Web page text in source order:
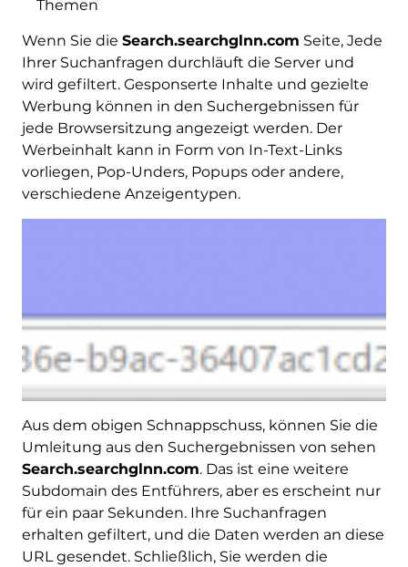
Themen
Wenn Sie die Search.searchglnn.com Seite, Jede
Ihrer Suchanfragen durchläuft die Server und
wird gefiltert. Gesponserte Inhalte und gezielte
Werbung können in den Suchergebnissen für
jede Browsersitzung angezeigt werden. Der
Werbeinhalt kann in Form von In-Text-Links
vorliegen, Pop-Unders, Popups oder andere,
verschiedene Anzeigentypen.
Aus dem obigen Schnappschuss, können Sie die
Umleitung aus den Suchergebnissen von sehen
Search.searchglnn.com. Das ist eine weitere
Subdomain des Entführers, aber es erscheint nur
für ein paar Sekunden. Ihre Suchanfragen
erhalten gefiltert, und die Daten werden an diese
URL gesendet. Schließlich, Sie werden die